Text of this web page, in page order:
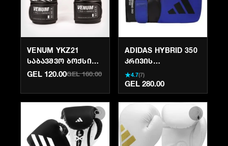
VENUM YKZ21
ᲡᲐᲑᲐᲕᲨᲕᲝ ᲑᲝᲥᲡᲘᲡ
ᲮᲔᲚᲗᲐᲗᲛᲐᲜᲔᲑᲘ -
ᲨᲐᲕᲘ/ᲗᲔᲗᲠᲘ |
KRIVI.GE
GEL 120.00GEL 160.00
ADIDAS HYBRID 350
ᲙᲠᲘᲕᲘᲡ
ᲮᲔᲚᲗᲐᲗᲛᲐᲜᲔᲑᲘ -
ᲜᲐᲢᲣᲠᲐᲚᲣᲠᲘ
ᲢᲧᲐᲕᲘ | KRIVI.GE
★4.7(7)
GEL 280.00